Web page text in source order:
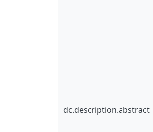
dc.description.abstract